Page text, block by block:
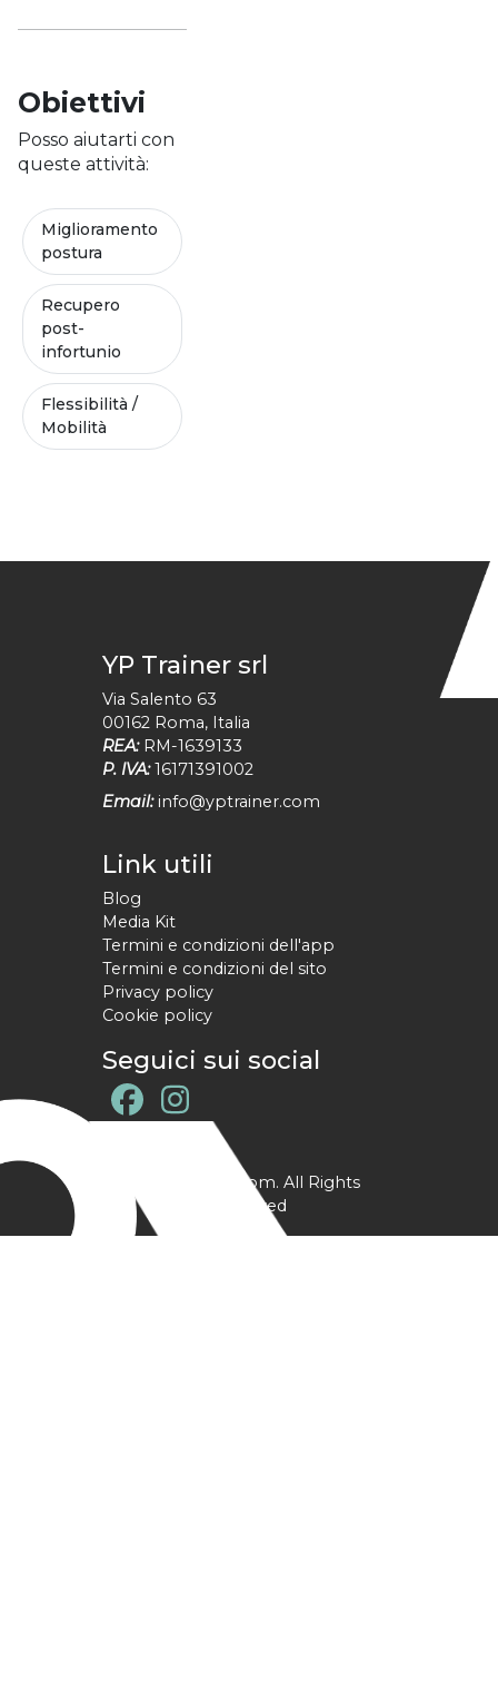
Obiettivi
Posso aiutarti con
queste attività:
Miglioramento
postura
Recupero
post-
infortunio
Flessibilità /
Mobilità
YP Trainer srl
Via Salento 63
00162 Roma, Italia
REA: RM-1639133
P. IVA: 16171391002
Email: info@yptrainer.com
Link utili
Blog
Media Kit
Termini e condizioni dell'app
Termini e condizioni del sito
Privacy policy
Cookie policy
Seguici sui social
@ YPtrainer.com. All Rights
Reserved